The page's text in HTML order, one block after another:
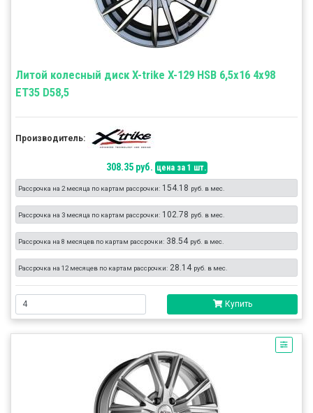
Литой колесный диск X-trike X-129 HSB 6,5x16 4x98
ET35 D58,5
Производитель:
308.35 руб. цена за 1 шт.
Рассрочка на 2 месяца по картам рассрочки: 154.18 руб. в мес.
Рассрочка на 3 месяца по картам рассрочки: 102.78 руб. в мес.
Рассрочка на 8 месяцев по картам рассрочки: 38.54 руб. в мес.
Рассрочка на 12 месяцев по картам рассрочки: 28.14 руб. в мес.
Купить